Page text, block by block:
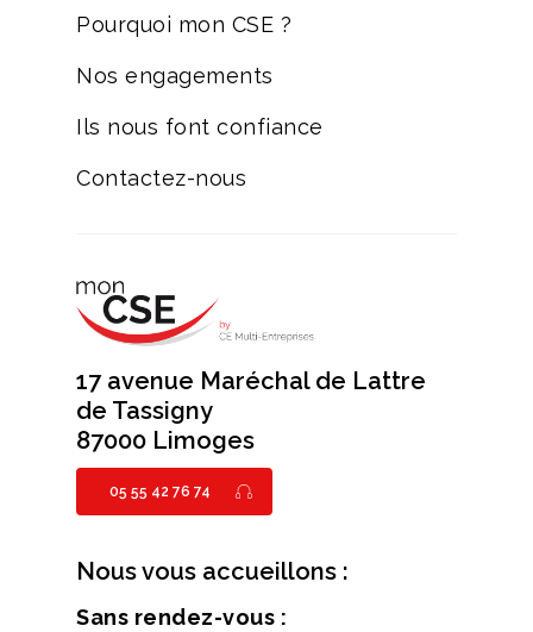
Pourquoi mon CSE ?
Nos engagements
Ils nous font confiance
Contactez-nous
17 avenue Maréchal de Lattre
de Tassigny
87000 Limoges
05 55 42 76 74
Nous vous accueillons :
Sans rendez-vous :